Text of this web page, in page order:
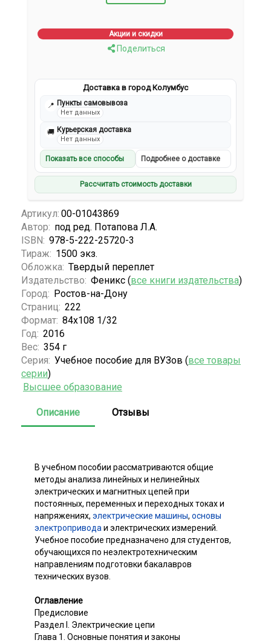
Акции и скидки
Поделиться
Доставка в город Колумбус
📍 Пункты самовывоза
Нет данных
🚚 Курьерская доставка
Нет данных
Показать все способы Подробнее о доставке
Рассчитать стоимость доставки
Артикул: 00-01043869
Автор: под ред. Потапова Л.А.
ISBN: 978-5-222-25720-3
Тираж: 1500 экз.
Обложка: Твердый переплет
Издательство: Феникс (все книги издательства)
Город: Ростов-на-Дону
Страниц: 222
Формат: 84х108 1/32
Год: 2016
Вес: 354 г
Серия: Учебное пособие для ВУЗов (все товары
серии)
Высшее образование
Описание Отзывы
В учебном пособии рассматриваются общие
методы анализа линейных и нелинейных
электрических и магнитных цепей при
постоянных, переменных и переходных токах и
напряжениях, электрические машины, основы
электропривода и электрических измерений.
Учебное пособие предназначено для студентов,
обучающихся по неэлектротехническим
направлениям подготовки бакалавров
технических вузов.
Оглавление
Предисловие
Раздел I. Электрические цепи
Глава 1. Основные понятия и законы